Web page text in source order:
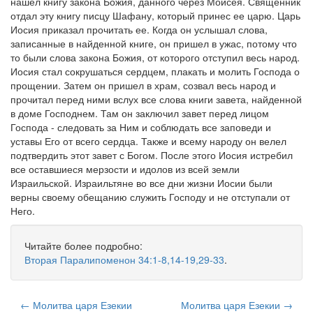
отдал эту книгу писцу Шафану, который принес ее царю. Царь
Иосия приказал прочитать ее. Когда он услышал слова,
записанные в найденной книге, он пришел в ужас, потому что
то были слова закона Божия, от которого отступил весь народ.
Иосия стал сокрушаться сердцем, плакать и молить Господа о
прощении. Затем он пришел в храм, созвал весь народ и
прочитал перед ними вслух все слова книги завета, найденной
в доме Господнем. Там он заключил завет перед лицом
Господа - следовать за Ним и соблюдать все заповеди и
уставы Его от всего сердца. Также и всему народу он велел
подтвердить этот завет с Богом. После этого Иосия истребил
все оставшиеся мерзости и идолов из всей земли
Израильской. Израильтяне во все дни жизни Иосии были
верны своему обещанию служить Господу и не отступали от
Него.
Читайте более подробно:
Вторая Паралипоменон 34:1-8,14-19,29-33.
← Молитва царя Езекии Молитва царя Езекии →